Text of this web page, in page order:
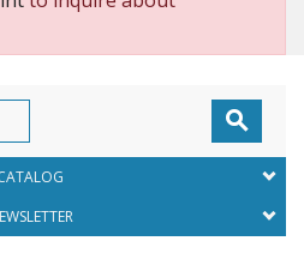
